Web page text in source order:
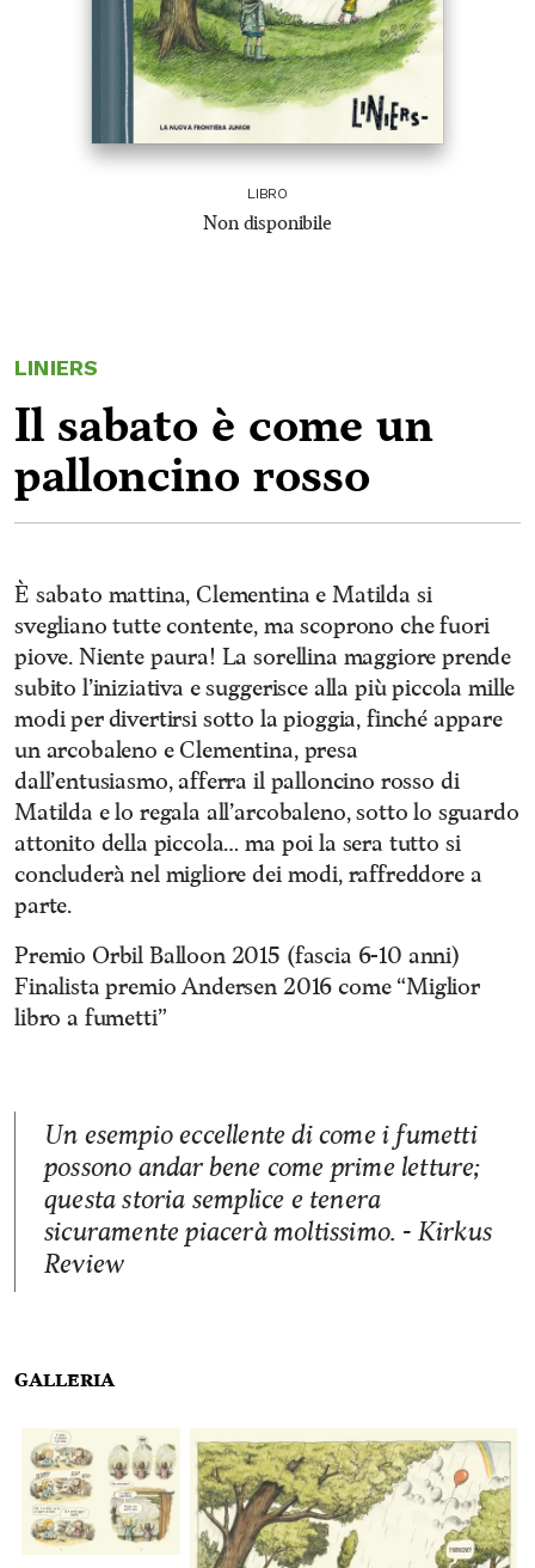
LIBRO
Non disponibile
LINIERS
Il sabato è come un
palloncino rosso
È sabato mattina, Clementina e Matilda si
svegliano tutte contente, ma scoprono che fuori
piove. Niente paura! La sorellina maggiore prende
subito l’iniziativa e suggerisce alla più piccola mille
modi per divertirsi sotto la pioggia, finché appare
un arcobaleno e Clementina, presa
dall’entusiasmo, afferra il palloncino rosso di
Matilda e lo regala all’arcobaleno, sotto lo sguardo
attonito della piccola… ma poi la sera tutto si
concluderà nel migliore dei modi, raffreddore a
parte.
Premio Orbil Balloon 2015 (fascia 6-10 anni)
Finalista premio Andersen 2016 come “Miglior
libro a fumetti”
Un esempio eccellente di come i fumetti
possono andar bene come prime letture;
questa storia semplice e tenera
sicuramente piacerà moltissimo. - Kirkus
Review
Galleria